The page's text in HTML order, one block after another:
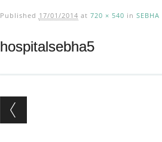
Published 17/01/2014 at 720 × 540 in
hospitalsebha5